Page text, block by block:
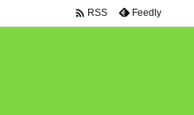
 RSS Feedly